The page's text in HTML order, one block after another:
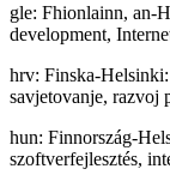
gle: Fhionlainn, an-
development,
hrv: Finska-
savjetovanje, razvoj
hun: Finnország-
szoftverfejlesztés,